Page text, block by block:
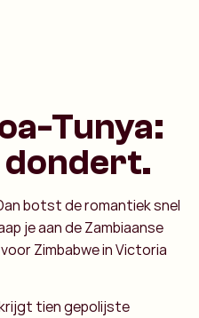
Tunya:
dondert.
botst de romantiek snel
je aan de Zambiaanse
Zimbabwe in Victoria
tien gepolijste